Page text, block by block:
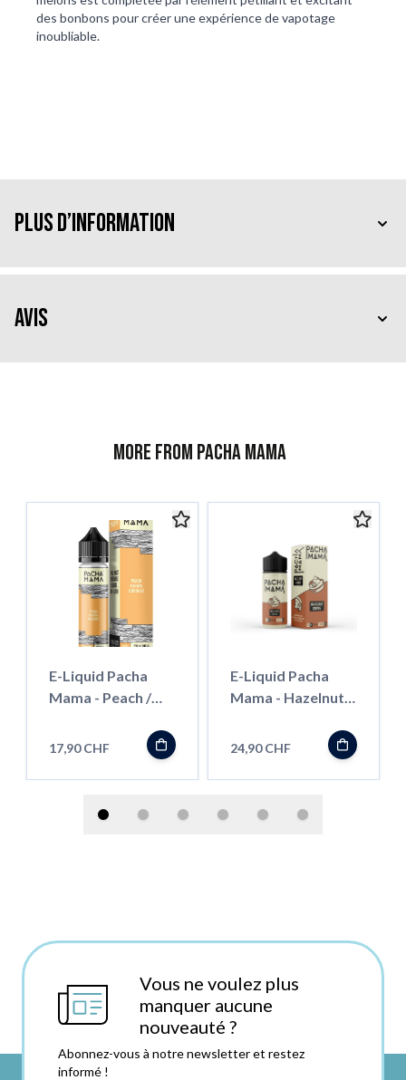
des bonbons pour créer une expérience de vapotage
inoubliable.
Plus d’information
Avis
More from Pacha Mama
E-Liquid Pacha
Mama - Peach /
50ml
17,90 CHF
E-Liquid Pacha
Mama - Hazelnut
24,90 CHF
Vous ne voulez plus
manquer aucune
nouveauté ?
Abonnez-vous à notre newsletter et restez
informé !